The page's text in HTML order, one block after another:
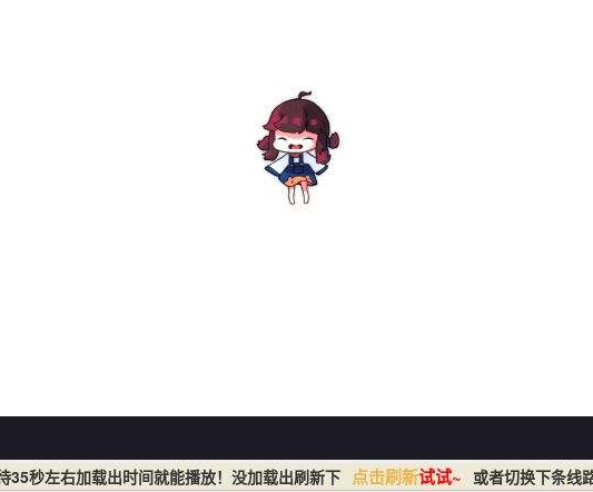
35秒左右加载出时间就能播放！没加载出刷新下 点击刷新试试~ 或者切换下条线